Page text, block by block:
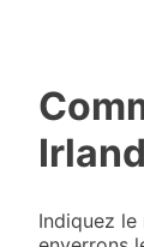
Indiquez